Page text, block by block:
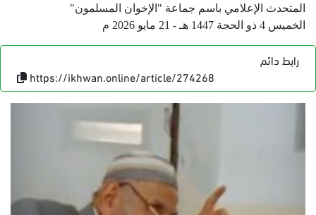
المتحدث الإعلامي باسم جماعة "الإخوان المسلمون"
الخميس 4 ذو الحجة 1447 هـ - 21 مايو 2026 م
رابط دائم
https://ikhwan.online/article/274268